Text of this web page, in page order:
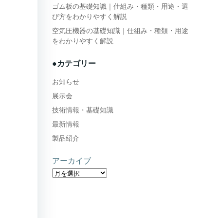
ゴム板の基礎知識｜仕組み・種類・用途・選
び方をわかりやすく解説
空気圧機器の基礎知識｜仕組み・種類・用途
をわかりやすく解説
●カテゴリー
お知らせ
展示会
技術情報・基礎知識
最新情報
製品紹介
アーカイブ